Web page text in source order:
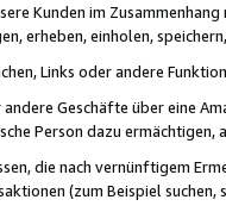
Kunden im
erheben, einholen,
Links oder andere
Geschäfte über eine
Person dazu
die nach vernünftigem
(zum Beispiel